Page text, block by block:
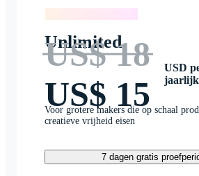
Unlimited
US$ 18
US$ 15
USD
Voor grotere makers die op schaal
creatieve vrijheid eisen
7 dagen gratis